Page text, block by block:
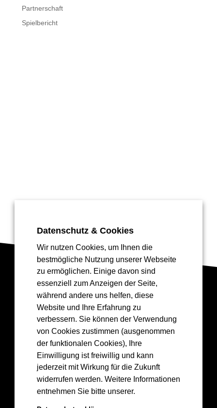
Partnerschaft
Spielbericht
Drea
mGreen
💚
🏀
💚
Kontakt
info@epgbasketskoblenz.de
Datenschutz & Cookies
Wir nutzen Cookies, um Ihnen die
bestmögliche Nutzung unserer Webseite
zu ermöglichen. Einige davon sind
essenziell zum Anzeigen der Seite,
während andere uns helfen, diese
Website und Ihre Erfahrung zu
verbessern. Sie können der Verwendung
von Cookies zustimmen (ausgenommen
der funktionalen Cookies), Ihre
Einwilligung ist freiwillig und kann
jederzeit mit Wirkung für die Zukunft
widerrufen werden. Weitere Informationen
entnehmen Sie bitte unserer.